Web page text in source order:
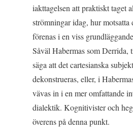
iakttagelsen att praktiskt taget
strömningar idag, hur motsatta
förenas i en viss
Såväl Habermas som Derrida,
säga att det cartesianska
dekonstrueras, eller, i
vävas in i en mer omfattande
dialektik. Kognitivister och
överens på denna punkt.